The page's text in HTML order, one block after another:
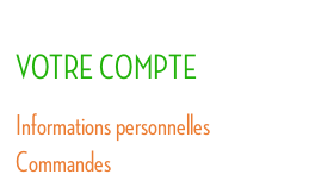
VOTRE COMPTE
Informations personnelles
Commandes